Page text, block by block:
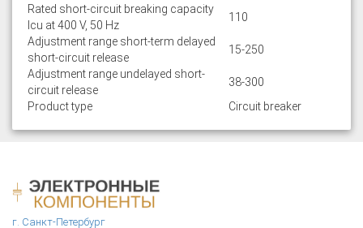
Rated short-circuit breaking capacity
lcu at 400 V, 50 Hz
110
Adjustment range short-term delayed
short-circuit release
15-250
Adjustment range undelayed short-
circuit release
38-300
Product type
Circuit breaker
г. Санкт-Петербург